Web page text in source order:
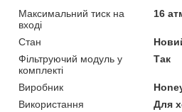
Максимальний тиск на
вході
16
Стан
Фільтруючий модуль у
комплекті
Так
Виробник
Використання
Для